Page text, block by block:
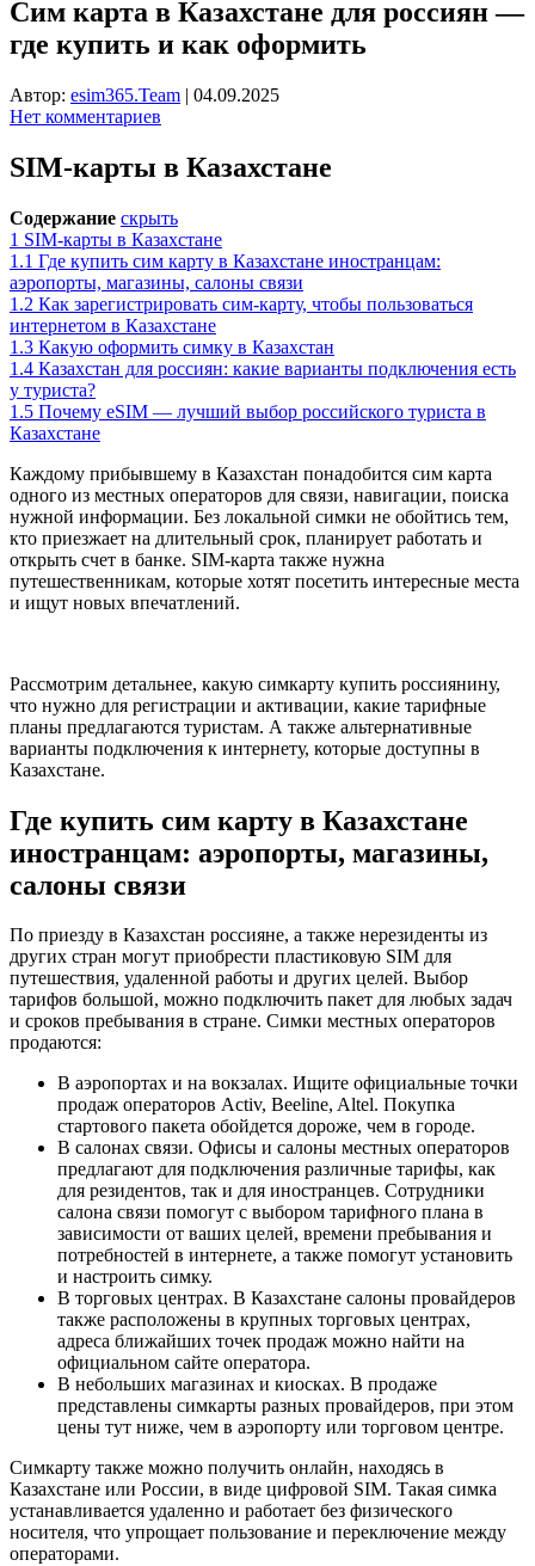
Сим карта в Казахстане для россиян —
где купить и как оформить
Автор: esim365.Team | 04.09.2025
Нет комментариев
SIM-карты в Казахстане
Содержание скрыть
1 SIM-карты в Казахстане
1.1 Где купить сим карту в Казахстане иностранцам:
аэропорты, магазины, салоны связи
1.2 Как зарегистрировать сим-карту, чтобы пользоваться
интернетом в Казахстане
1.3 Какую оформить симку в Казахстан
1.4 Казахстан для россиян: какие варианты подключения есть
у туриста?
1.5 Почему eSIM — лучший выбор российского туриста в
Казахстане
Каждому прибывшему в Казахстан понадобится сим карта
одного из местных операторов для связи, навигации, поиска
нужной информации. Без локальной симки не обойтись тем,
кто приезжает на длительный срок, планирует работать и
открыть счет в банке. SIM-карта также нужна
путешественникам, которые хотят посетить интересные места
и ищут новых впечатлений.
Рассмотрим детальнее, какую симкарту купить россиянину,
что нужно для регистрации и активации, какие тарифные
планы предлагаются туристам. А также альтернативные
варианты подключения к интернету, которые доступны в
Казахстане.
Где купить сим карту в Казахстане
иностранцам: аэропорты, магазины,
салоны связи
По приезду в Казахстан россияне, а также нерезиденты из
других стран могут приобрести пластиковую SIM для
путешествия, удаленной работы и других целей. Выбор
тарифов большой, можно подключить пакет для любых задач
и сроков пребывания в стране. Симки местных операторов
продаются:
В аэропортах и на вокзалах. Ищите официальные точки
продаж операторов Activ, Beeline, Altel. Покупка
стартового пакета обойдется дороже, чем в городе.
В салонах связи. Офисы и салоны местных операторов
предлагают для подключения различные тарифы, как
для резидентов, так и для иностранцев. Сотрудники
салона связи помогут с выбором тарифного плана в
зависимости от ваших целей, времени пребывания и
потребностей в интернете, а также помогут установить
и настроить симку.
В торговых центрах. В Казахстане салоны провайдеров
также расположены в крупных торговых центрах,
адреса ближайших точек продаж можно найти на
официальном сайте оператора.
В небольших магазинах и киосках. В продаже
представлены симкарты разных провайдеров, при этом
цены тут ниже, чем в аэропорту или торговом центре.
Симкарту также можно получить онлайн, находясь в
Казахстане или России, в виде цифровой SIM. Такая симка
устанавливается удаленно и работает без физического
носителя, что упрощает пользование и переключение между
операторами.